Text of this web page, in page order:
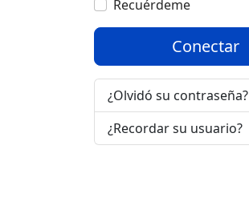
Recuérdeme
Conectar
¿Olvidó su contraseña?
¿Recordar su usuario?